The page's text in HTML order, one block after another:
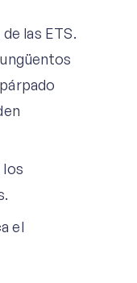
las ETS.
los
el